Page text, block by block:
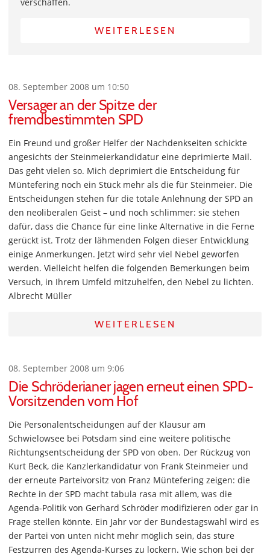
WEITERLESEN
08. September 2008 um 10:50
Versager an der Spitze der
fremdbestimmten SPD
Ein Freund und großer Helfer der Nachdenkseiten schickte
angesichts der Steinmeierkandidatur eine deprimierte Mail.
Das geht vielen so. Mich deprimiert die Entscheidung für
Müntefering noch ein Stück mehr als die für Steinmeier. Die
Entscheidungen stehen für die totale Anlehnung der SPD an
den neoliberalen Geist – und noch schlimmer: sie stehen
dafür, dass die Chance für eine linke Alternative in die Ferne
gerückt ist. Trotz der lähmenden Folgen dieser Entwicklung
einige Anmerkungen. Jetzt wird sehr viel Nebel geworfen
werden. Vielleicht helfen die folgenden Bemerkungen beim
Versuch, in Ihrem Umfeld mitzuhelfen, den Nebel zu lichten.
Albrecht Müller
WEITERLESEN
08. September 2008 um 9:06
Die Schröderianer jagen erneut einen SPD-
Vorsitzenden vom Hof
Die Personalentscheidungen auf der Klausur am
Schwielowsee bei Potsdam sind eine weitere politische
Richtungsentscheidung der SPD von oben. Der Rückzug von
Kurt Beck, die Kanzlerkandidatur von Frank Steinmeier und
der erneute Parteivorsitz von Franz Müntefering zeigen: die
Rechte in der SPD macht tabula rasa mit allem, was die
Agenda-Politik von Gerhard Schröder modifizieren oder gar in
Frage stellen könnte. Ein Jahr vor der Bundestagswahl wird es
der Partei von unten nicht mehr möglich sein, das sture
Festzurren des Agenda-Kurses zu lockern. Wie schon bei der